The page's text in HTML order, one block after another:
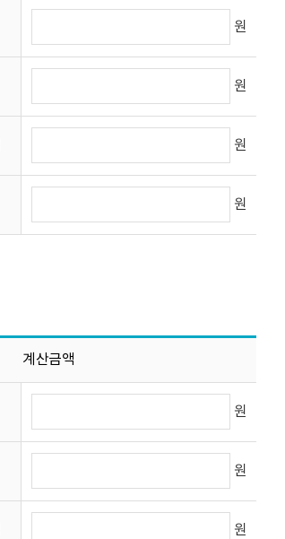
원
원
원
원
계산금액
원
원
원